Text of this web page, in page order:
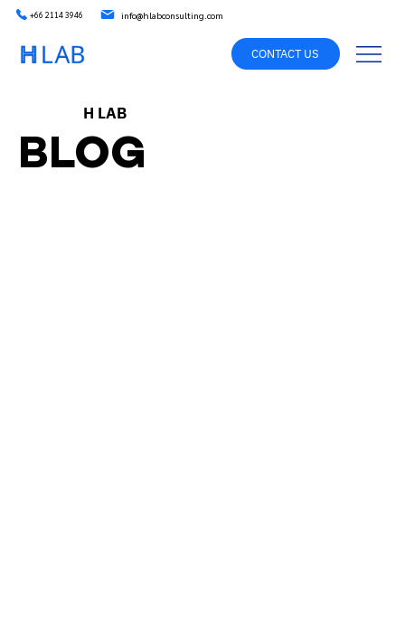
+66 2114 3946 info@hlabconsulting.com
CONTACT US
H LAB
BLOG